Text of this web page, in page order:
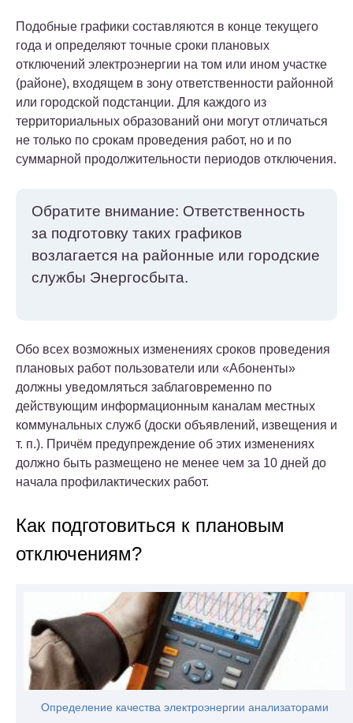
Подобные графики составляются в конце текущего
года и определяют точные сроки плановых
отключений электроэнергии на том или ином участке
(районе), входящем в зону ответственности районной
или городской подстанции. Для каждого из
территориальных образований они могут отличаться
не только по срокам проведения работ, но и по
суммарной продолжительности периодов отключения.
Обратите внимание: Ответственность
за подготовку таких графиков
возлагается на районные или городские
службы Энергосбыта.
Обо всех возможных изменениях сроков проведения
плановых работ пользователи или «Абоненты»
должны уведомляться заблаговременно по
действующим информационным каналам местных
коммунальных служб (доски объявлений, извещения и
т. п.). Причём предупреждение об этих изменениях
должно быть размещено не менее чем за 10 дней до
начала профилактических работ.
Как подготовиться к плановым
отключениям?
Определение качества электроэнергии анализаторами